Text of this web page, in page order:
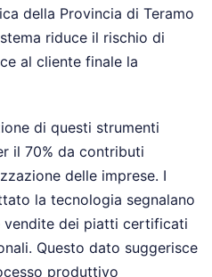
della Provincia di Teramo
riduce il rischio di
al cliente finale la
di questi strumenti
il 70% da contributi
delle imprese. I
la tecnologia segnalano
vendite dei piatti certificati
Questo dato suggerisce
produttivo